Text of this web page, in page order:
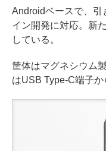
Androidベースで、引
イン開発に対応。新
している。
筐体はマグネシウム
はUSB Type-C端子か